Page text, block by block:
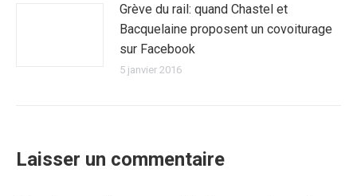
Grève du rail: quand Chastel et
Bacquelaine proposent un covoiturage
sur Facebook
5 janvier 2016
Laisser un commentaire